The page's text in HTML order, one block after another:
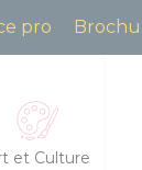
pro
et Culture